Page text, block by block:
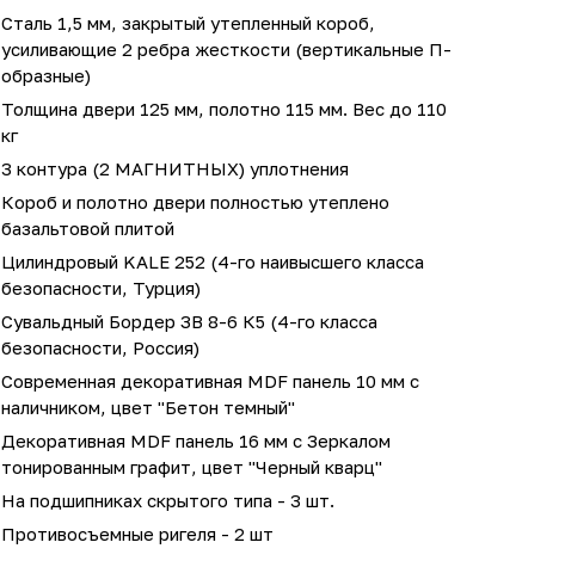
Сталь 1,5 мм, закрытый утепленный короб,
усиливающие 2 ребра жесткости (вертикальные П-
образные)
Толщина двери 125 мм, полотно 115 мм. Вес до 110
кг
3 контура (2 МАГНИТНЫХ) уплотнения
Короб и полотно двери полностью утеплено
базальтовой плитой
Цилиндровый KALE 252 (4-го наивысшего класса
безопасности, Турция)
Сувальдный Бордер ЗВ 8-6 К5 (4-го класса
безопасности, Россия)
Современная декоративная MDF панель 10 мм с
наличником, цвет "Бетон темный"
Декоративная MDF панель 16 мм с Зеркалом
тонированным графит, цвет "Черный кварц"
На подшипниках скрытого типа - 3 шт.
Противосъемные ригеля - 2 шт